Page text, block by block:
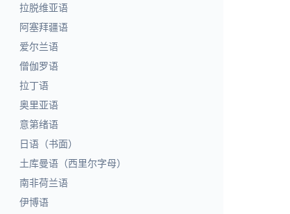
拉脱维亚语
阿塞拜疆语
爱尔兰语
僧伽罗语
拉丁语
奥里亚语
意第绪语
日语（书面）
土库曼语（西里尔字母）
南非荷兰语
伊博语